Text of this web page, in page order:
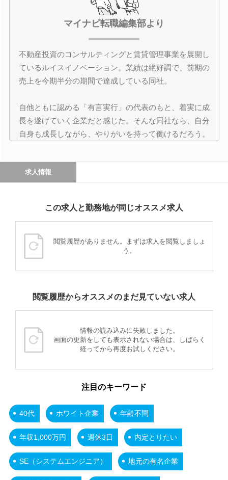
マイナビ転職編集部より
不動産投資のコンサルティングと賃貸管理事業を展開し
ているルイスイノベーション。業績は絶好調で、前期の
売上を今期半分の期間で達成している同社。
自他ともに認める「有言実行」の代表のもと、着実に成
長を遂げていく企業だと感じた。そんな同社なら、自分
自身も成長しながら、やりがいを持って働けるだろう。
求人情報
この求人と勤務地が同じオススメ求人
閲覧履歴がありません。まずは求人を閲覧しましょ
う。
閲覧履歴からオススメのまだ見ていない求人
情報の読み込みに失敗しました。
画面の更新をしても表示されない場合は、しばらく
経ってから再度お試しください。
注目のキーワード
40代 ホワイト企業 年齢不問
年収1,000万円 週休3日 内定とりたい
SE（システムエンジニア） 地元の有名企業